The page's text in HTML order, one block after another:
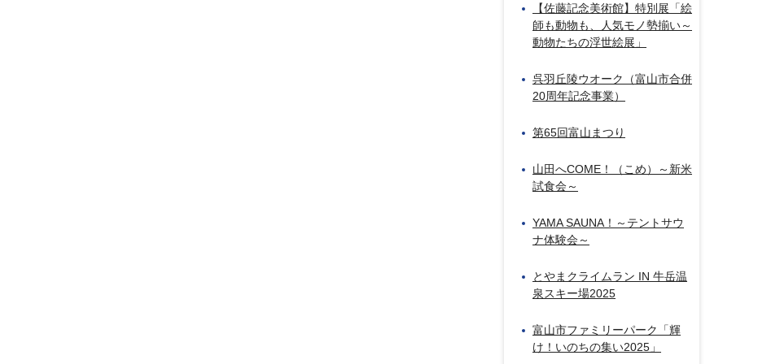
【佐藤記念美術館】特別展「絵
師も動物も、人気モノ勢揃い～
動物たちの浮世絵展」
呉羽丘陵ウオーク（富山市合併
20周年記念事業）
第65回富山まつり
山田へCOME！（こめ）～新米
試食会～
YAMA SAUNA！～テントサウ
ナ体験会～
とやまクライムラン IN 牛岳温
泉スキー場2025
富山市ファミリーパーク「輝
け！いのちの集い2025」